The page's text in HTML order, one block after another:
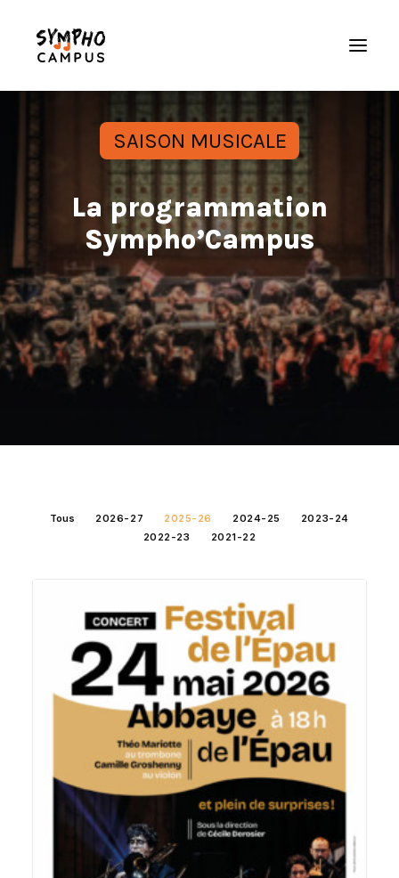
L’orchestre
Saison musicale
Actualités
Nous soutenir
Espace musicien
SAISON MUSICALE
La programmation
Sympho’Campus
Tous 2026-27 2025-26 2024-25
2023-24
2022-23
2021-22